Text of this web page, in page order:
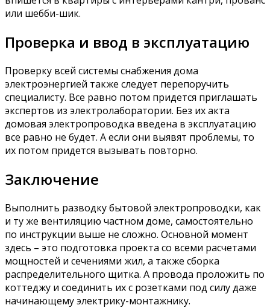
или шебби-шик.
Проверка и ввод в эксплуатацию
Проверку всей системы снабжения дома
электроэнергией также следует перепоручить
специалисту. Все равно потом придется приглашать
экспертов из электролаборатории. Без их акта
домовая электропроводка введена в эксплуатацию
все равно не будет. А если они выявят проблемы, то
их потом придется вызывать повторно.
Заключение
Выполнить разводку бытовой электропроводки, как
и ту же вентиляцию частном доме, самостоятельно
по инструкции выше не сложно. Основной момент
здесь – это подготовка проекта со всеми расчетами
мощностей и сечениями жил, а также сборка
распределительного щитка. А провода проложить по
коттеджу и соединить их с розетками под силу даже
начинающему электрику-монтажнику.